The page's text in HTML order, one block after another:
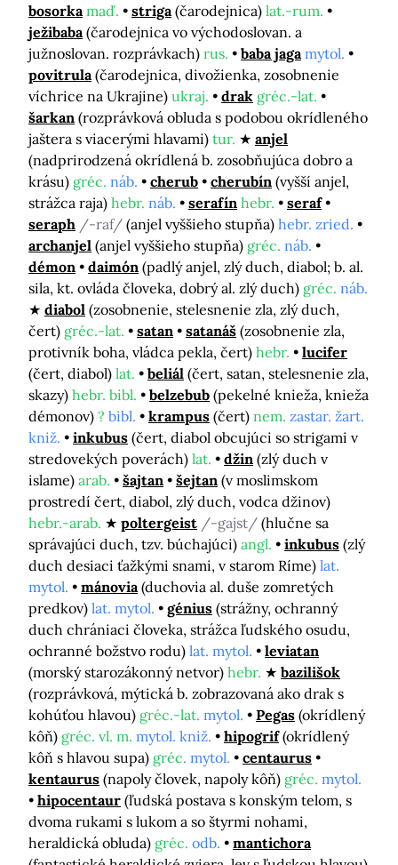
bosorka maď. striga (čarodejnica) lat.-rum.
ježibaba (čarodejnica vo východoslovan. a
južnoslovan. rozprávkach) rus. baba jaga mytol.
povitrula (čarodejnica, divožienka, zosobnenie
víchrice na Ukrajine) ukraj. drak gréc.-lat.
šarkan (rozprávková obluda s podobou okrídleného
jaštera s viacerými hlavami) tur.
anjel
(nadprirodzená okrídlená b. zosobňujúca dobro a
krásu) gréc. náb. cherub cherubín (vyšší anjel,
strážca raja) hebr. náb. serafín hebr.
seraf
seraph /-raf/ (anjel vyššieho stupňa) hebr. zried.
archanjel (anjel vyššieho stupňa) gréc. náb.
démon
daimón (padlý anjel, zlý duch, diabol; b. al.
sila, kt. ovláda človeka, dobrý al. zlý duch) gréc. náb.
diabol (zosobnenie, stelesnenie zla, zlý duch,
čert) gréc.-lat. satan satanáš (zosobnenie zla,
protivník boha, vládca pekla, čert) hebr.
lucifer
(čert, diabol) lat. beliál (čert, satan, stelesnenie zla,
skazy) hebr. bibl. belzebub (pekelné knieža, knieža
démonov) ? bibl. krampus (čert) nem. zastar. žart.
kniž.
inkubus (čert, diabol obcujúci so strigami v
stredovekých poverách) lat. džin (zlý duch v
islame) arab. šajtan šejtan (v moslimskom
prostredí čert, diabol, zlý duch, vodca džinov)
hebr.-arab.
poltergeist /-gajst/ (hlučne sa
správajúci duch, tzv. búchajúci) angl. inkubus (zlý
duch desiaci ťažkými snami, v starom Ríme) lat.
mytol.
mánovia (duchovia al. duše zomretých
predkov) lat. mytol. génius (strážny, ochranný
duch chrániaci človeka, strážca ľudského osudu,
ochranné božstvo rodu) lat. mytol.
leviatan
(morský starozákonný netvor) hebr.
bazilišok
(rozprávková, mýtická b. zobrazovaná ako drak s
kohúťou hlavou) gréc.-lat. mytol. Pegas (okrídlený
kôň) gréc. vl. m. mytol. kniž. hipogrif (okrídlený
kôň s hlavou supa) gréc. mytol.
centaurus
kentaurus (napoly človek, napoly kôň) gréc. mytol.
hipocentaur (ľudská postava s konským telom, s
dvoma rukami s lukom a so štyrmi nohami,
heraldická obluda) gréc. odb.
mantichora